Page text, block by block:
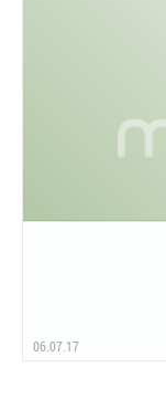
06.07.17